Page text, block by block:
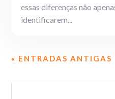
essas diferenças não
identificarem...
« ENTRADAS ANTIGAS